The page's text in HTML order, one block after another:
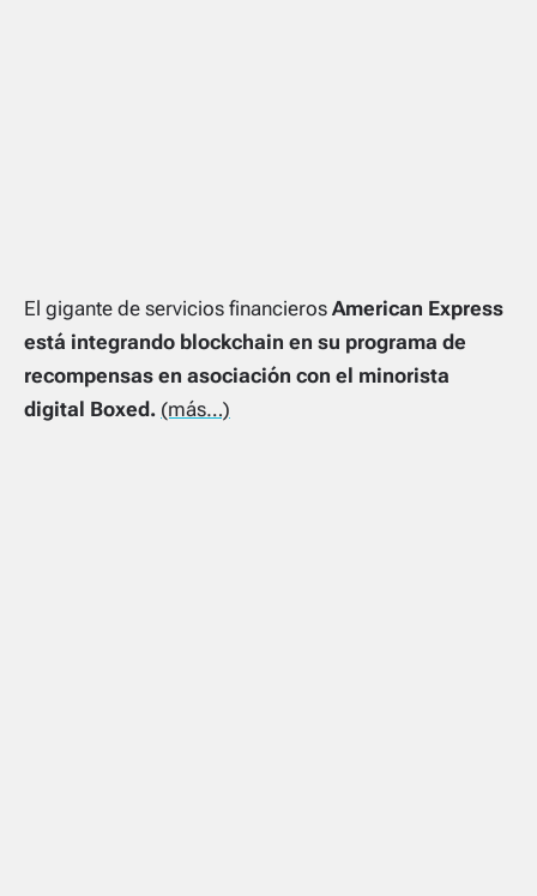
El gigante de servicios financieros American Express
está integrando blockchain en su programa de
recompensas en asociación con el minorista
digital Boxed. (más…)